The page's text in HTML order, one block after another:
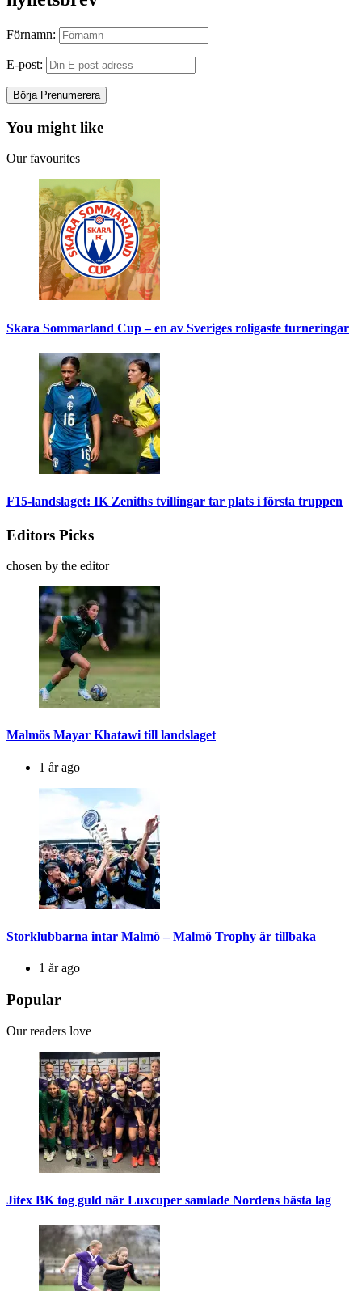
Förnamn:
E-post:
You might like
Our favourites
Skara Sommarland Cup – en av Sveriges roligaste turneringar
F15-landslaget: IK Zeniths tvillingar tar plats i första truppen
Editors Picks
chosen by the editor
Malmös Mayar Khatawi till landslaget
1 år ago
Storklubbarna intar Malmö – Malmö Trophy är tillbaka
1 år ago
Popular
Our readers love
Jitex BK tog guld när Luxcuper samlade Nordens bästa lag